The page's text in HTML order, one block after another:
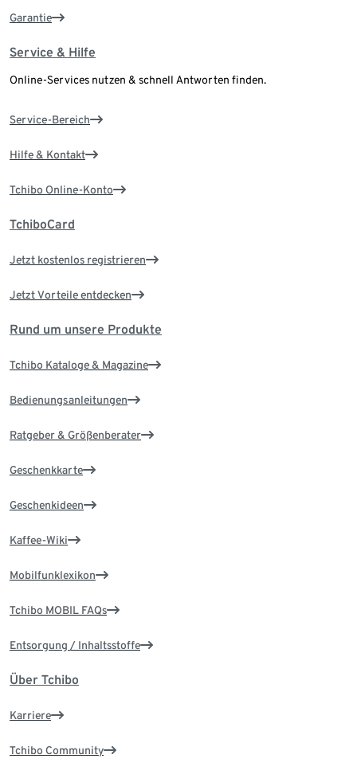
Garantie
Service & Hilfe
Online-Services nutzen & schnell Antworten finden.
Service-Bereich
Hilfe & Kontakt
Tchibo Online-Konto
TchiboCard
Jetzt kostenlos registrieren
Jetzt Vorteile entdecken
Rund um unsere Produkte
Tchibo Kataloge & Magazine
Bedienungsanleitungen
Ratgeber & Größenberater
Geschenkkarte
Geschenkideen
Kaffee-Wiki
Mobilfunklexikon
Tchibo MOBIL FAQs
Entsorgung / Inhaltsstoffe
Über Tchibo
Karriere
Tchibo Community